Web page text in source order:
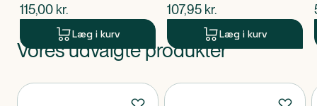
$nuværende pris
115,00 kr.
Læg i kurv
$nuværende pris
107,95 kr.
Læg i kurv
Produkt 1 af 0
Vores udvalgte produkter
Produkter